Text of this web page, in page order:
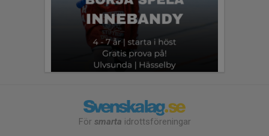
För smarta idrottsföreningar